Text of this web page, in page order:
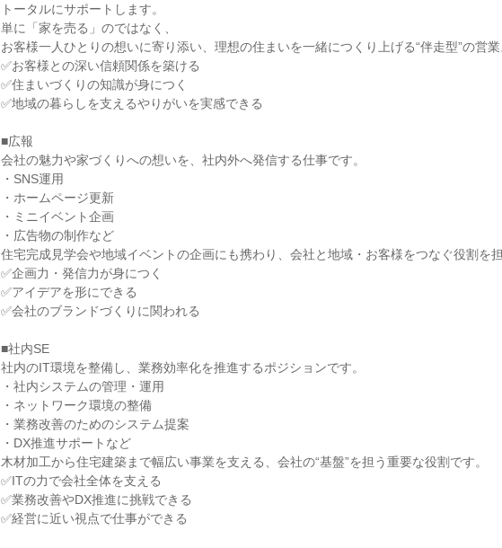
トータルにサポートします。
単に「家を売る」のではなく、
お客様一人ひとりの想いに寄り添い、理想の住まいを一緒につくり上げる“伴走型”の営業
✅お客様との深い信頼関係を築ける
✅住まいづくりの知識が身につく
✅地域の暮らしを支えるやりがいを実感できる
■広報
会社の魅力や家づくりへの想いを、社内外へ発信する仕事です。
・SNS運用
・ホームページ更新
・ミニイベント企画
・広告物の制作など
住宅完成見学会や地域イベントの企画にも携わり、会社と地域・お客様をつなぐ役割を担
✅企画力・発信力が身につく
✅アイデアを形にできる
✅会社のブランドづくりに関われる
■社内SE
社内のIT環境を整備し、業務効率化を推進するポジションです。
・社内システムの管理・運用
・ネットワーク環境の整備
・業務改善のためのシステム提案
・DX推進サポートなど
木材加工から住宅建築まで幅広い事業を支える、会社の“基盤”を担う重要な役割です。
✅ITの力で会社全体を支える
✅業務改善やDX推進に挑戦できる
✅経営に近い視点で仕事ができる